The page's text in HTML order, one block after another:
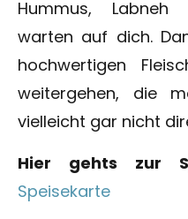
Hummus, Labneh
warten auf dich.
hochwertigen
weitergehen, die
vielleicht gar nicht
Hier gehts zur
Speisekarte